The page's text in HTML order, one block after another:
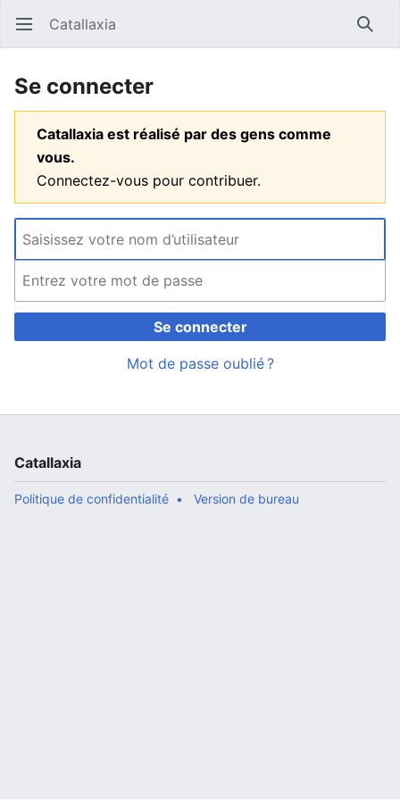
Ouvrir le menu principal Catallaxia
Se connecter
Catallaxia est réalisé par des gens comme
vous.
Connectez-vous pour contribuer.
Se connecter
Mot de passe oublié ?
Catallaxia
Politique de confidentialité Version de bureau